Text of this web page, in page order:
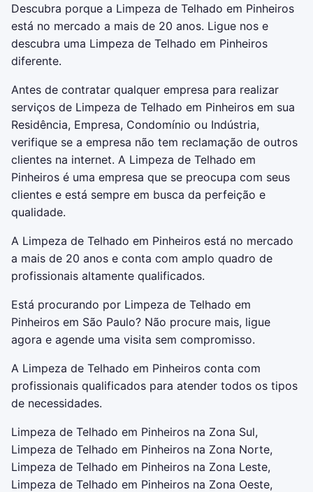
Descubra porque a Limpeza de Telhado em Pinheiros
está no mercado a mais de 20 anos. Ligue nos e
descubra uma Limpeza de Telhado em Pinheiros
diferente.
Antes de contratar qualquer empresa para realizar
serviços de Limpeza de Telhado em Pinheiros em sua
Residência, Empresa, Condomínio ou Indústria,
verifique se a empresa não tem reclamação de outros
clientes na internet. A Limpeza de Telhado em
Pinheiros é uma empresa que se preocupa com seus
clientes e está sempre em busca da perfeição e
qualidade.
A Limpeza de Telhado em Pinheiros está no mercado
a mais de 20 anos e conta com amplo quadro de
profissionais altamente qualificados.
Está procurando por Limpeza de Telhado em
Pinheiros em São Paulo? Não procure mais, ligue
agora e agende uma visita sem compromisso.
A Limpeza de Telhado em Pinheiros conta com
profissionais qualificados para atender todos os tipos
de necessidades.
Limpeza de Telhado em Pinheiros na Zona Sul,
Limpeza de Telhado em Pinheiros na Zona Norte,
Limpeza de Telhado em Pinheiros na Zona Leste,
Limpeza de Telhado em Pinheiros na Zona Oeste,